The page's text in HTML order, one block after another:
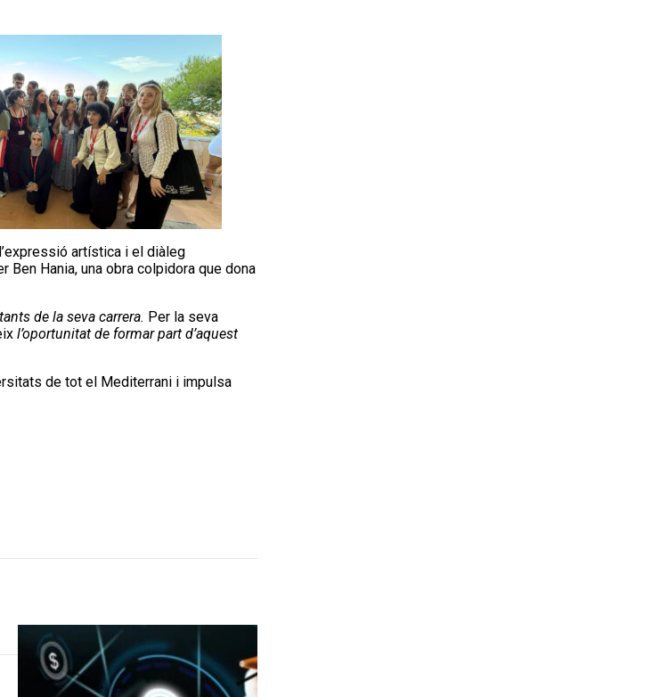
artística i el diàleg
Ben Hania, una obra colpidora que dona
de la seva carrera. Per la seva
l’oportunitat de formar part d’aquest
de tot el Mediterrani i impulsa